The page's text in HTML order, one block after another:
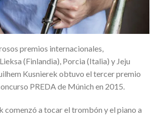
premios internacionales,
(Finlandia), Porcia (Italia) y Jeju
Kusnierek obtuvo el tercer premio
PREDA de Múnich en 2015.
comenzó a tocar el trombón y el piano a